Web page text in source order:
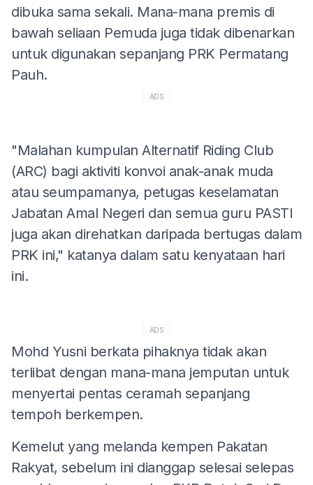
dibuka sama sekali. Mana-mana premis di
bawah seliaan Pemuda juga tidak dibenarkan
untuk digunakan sepanjang PRK Permatang
Pauh.
ADS
"Malahan kumpulan Alternatif Riding Club
(ARC) bagi aktiviti konvoi anak-anak muda
atau seumpamanya, petugas keselamatan
Jabatan Amal Negeri dan semua guru PASTI
juga akan direhatkan daripada bertugas dalam
PRK ini," katanya dalam satu kenyataan hari
ini.
ADS
Mohd Yusni berkata pihaknya tidak akan
terlibat dengan mana-mana jemputan untuk
menyertai pentas ceramah sepanjang
tempoh berkempen.
Kemelut yang melanda kempen Pakatan
Rakyat, sebelum ini dianggap selesai selepas